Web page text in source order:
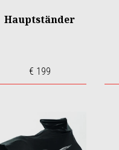
Hauptständer
€ 199